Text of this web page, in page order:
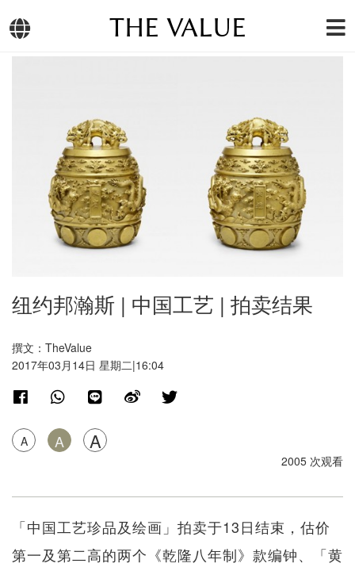
THE VALUE
纽约邦瀚斯 | 中国工艺 | 拍卖结果
撰文：TheValue
2017年03月14日 星期二|16:04
A A A
2005 次观看
「中国工艺珍品及绘画」拍卖于13日结束，估价
第一及第二高的两个《乾隆八年制》款编钟、「黄